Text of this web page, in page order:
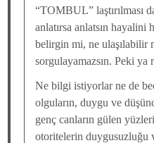
“TOMBUL” laştırılması
anlatırsa anlatsın hayalini
belirgin mi, ne ulaşılabilir
sorgulayamazsın. Peki ya
Ne bilgi istiyorlar ne de
olguların, duygu ve
genç canların gülen
otoritelerin duygusuzluğu